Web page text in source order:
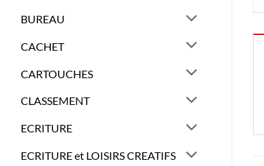
BUREAU
CACHET
CARTOUCHES
CLASSEMENT
ECRITURE
ECRITURE et LOISIRS CREATIFS